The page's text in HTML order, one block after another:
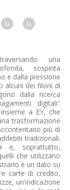
una
sospinta
e dalla pressione
alcuni dei filoni di
dalla ricerca
digitali"
insieme a EY, che
trasformazione
più di
tradizionali.
e, soprattutto,
che utilizzano
è un dato su
carte di credito,
un'indicazione